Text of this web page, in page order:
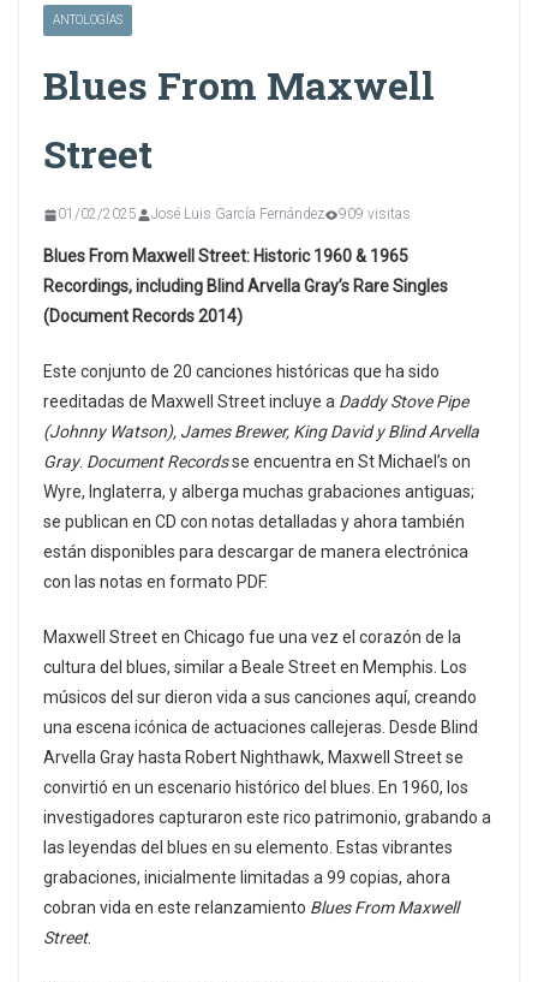
ANTOLOGÍAS
Blues From Maxwell
Street
01/02/2025 José Luis García Fernández 909 visitas
Blues From Maxwell Street: Historic 1960 & 1965
Recordings, including Blind Arvella Gray’s Rare Singles
(Document Records 2014)
Este conjunto de 20 canciones históricas que ha sido
reeditadas de Maxwell Street incluye a Daddy Stove Pipe
(Johnny Watson), James Brewer, King David y Blind Arvella
Gray. Document Recordsse encuentra en St Michael’s on
Wyre, Inglaterra, y alberga muchas grabaciones antiguas;
se publican en CD con notas detalladas y ahora también
están disponibles para descargar de manera electrónica
con las notas en formato PDF.
Maxwell Street en Chicago fue una vez el corazón de la
cultura del blues, similar a Beale Street en Memphis. Los
músicos del sur dieron vida a sus canciones aquí, creando
una escena icónica de actuaciones callejeras. Desde Blind
Arvella Gray hasta Robert Nighthawk, Maxwell Street se
convirtió en un escenario histórico del blues. En 1960, los
investigadores capturaron este rico patrimonio, grabando a
las leyendas del blues en su elemento. Estas vibrantes
grabaciones, inicialmente limitadas a 99 copias, ahora
cobran vida en este relanzamiento Blues From Maxwell
Street.